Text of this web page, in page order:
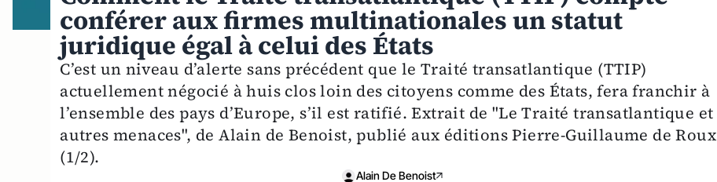
conférer aux firmes multinationales un statut
juridique égal à celui des États
C’est un niveau d’alerte sans précédent que le Traité transatlantique (TTIP)
actuellement négocié à huis clos loin des citoyens comme des États, fera franchir à
l’ensemble des pays d’Europe, s’il est ratifié. Extrait de "Le Traité transatlantique et
autres menaces", de Alain de Benoist, publié aux éditions Pierre-Guillaume de Roux
(1/2).
Alain De Benoist